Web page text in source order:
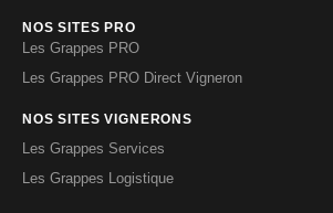
NOS SITES PRO
Les Grappes PRO
Les Grappes PRO Direct Vigneron
NOS SITES VIGNERONS
Les Grappes Services
Les Grappes Logistique